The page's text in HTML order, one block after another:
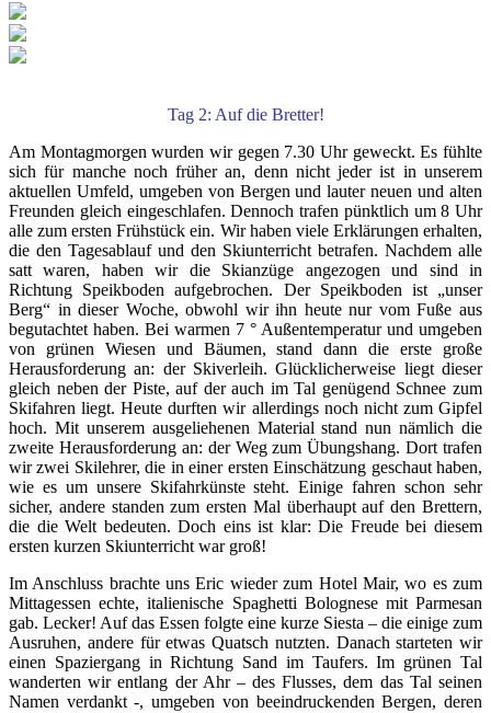
Tag 2: Auf die Bretter!
Am Montagmorgen wurden wir gegen 7.30 Uhr geweckt. Es fühlte
sich für manche noch früher an, denn nicht jeder ist in unserem
aktuellen Umfeld, umgeben von Bergen und lauter neuen und alten
Freunden gleich eingeschlafen. Dennoch trafen pünktlich um 8 Uhr
alle zum ersten Frühstück ein. Wir haben viele Erklärungen erhalten,
die den Tagesablauf und den Skiunterricht betrafen. Nachdem alle
satt waren, haben wir die Skianzüge angezogen und sind in
Richtung Speikboden aufgebrochen. Der Speikboden ist „unser
Berg“ in dieser Woche, obwohl wir ihn heute nur vom Fuße aus
begutachtet haben. Bei warmen 7 ° Außentemperatur und umgeben
von grünen Wiesen und Bäumen, stand dann die erste große
Herausforderung an: der Skiverleih. Glücklicherweise liegt dieser
gleich neben der Piste, auf der auch im Tal genügend Schnee zum
Skifahren liegt. Heute durften wir allerdings noch nicht zum Gipfel
hoch. Mit unserem ausgeliehenen Material stand nun nämlich die
zweite Herausforderung an: der Weg zum Übungshang. Dort trafen
wir zwei Skilehrer, die in einer ersten Einschätzung geschaut haben,
wie es um unsere Skifahrkünste steht. Einige fahren schon sehr
sicher, andere standen zum ersten Mal überhaupt auf den Brettern,
die die Welt bedeuten. Doch eins ist klar: Die Freude bei diesem
ersten kurzen Skiunterricht war groß!
Im Anschluss brachte uns Eric wieder zum Hotel Mair, wo es zum
Mittagessen echte, italienische Spaghetti Bolognese mit Parmesan
gab. Lecker! Auf das Essen folgte eine kurze Siesta – die einige zum
Ausruhen, andere für etwas Quatsch nutzten. Danach starteten wir
einen Spaziergang in Richtung Sand im Taufers. Im grünen Tal
wanderten wir entlang der Ahr – des Flusses, dem das Tal seinen
Namen verdankt -, umgeben von beeindruckenden Bergen, deren